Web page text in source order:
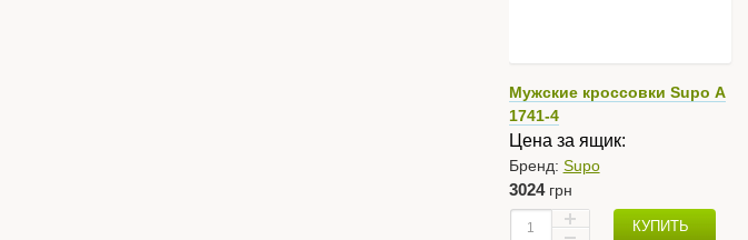
Мужские кроссовки Supo А
1741-4
Цена за ящик:
Бренд: Supo
3024 грн
КУПИТЬ